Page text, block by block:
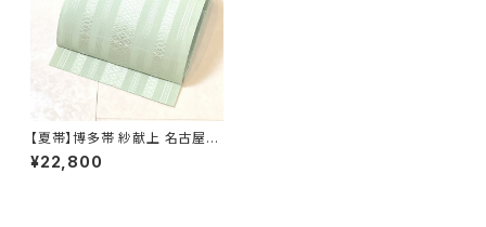
【夏帯】博多帯 紗献上 名古屋帯
正絹 博多織 黄緑 白 パステルカ
ラー ミントグリーン 730
¥22,800